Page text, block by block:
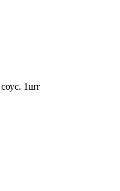
1шт